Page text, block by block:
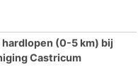
(0-5 km) bij
Castricum